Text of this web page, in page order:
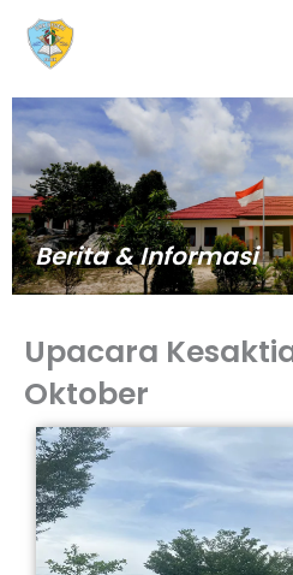
konten
Berita & Informasi
Upacara
Oktober